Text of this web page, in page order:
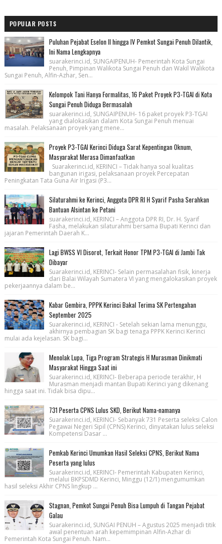
POPULAR POSTS
Puluhan Pejabat Eselon II hingga IV Pemkot Sungai Penuh Dilantik,
Ini Nama Lengkapnya
suarakerinci.id, SUNGAIPENUH- Pemerintah Kota Sungai
Penuh, Pimpinan Walikota Sungai Penuh dan Wakil Walikota
Sungai Penuh, Alfin-Azhar, Sen...
Kelompok Tani Hanya Formalitas, 16 Paket Proyek P3-TGAI di Kota
Sungai Penuh Diduga Bermasalah
suarakerinci.id, SUNGAIPENUH- 16 paket proyek P3-TGAI
yang dialokasikan dalam Kota Sungai Penuh menuai
masalah. Pelaksanaan proyek yang mene...
Proyek P3-TGAI Kerinci Diduga Sarat Kepentingan Oknum,
Masyarakat Merasa Dimanfaatkan
Suarakerinci.id, KERINCI – Tidak hanya soal kualitas
bangunan irigasi, pelaksanaan proyek Percepatan
Peningkatan Tata Guna Air Irigasi (P3...
Silaturahmi ke Kerinci, Anggota DPR RI H Syarif Pasha Serahkan
Bantuan Alsintan ke Petani
suarakerinci.id, KERINCI – Anggota DPR RI, Dr. H. Syarif
Fasha, melakukan silaturahmi bersama Bupati Kerinci dan
jajaran Pemerintah Daerah K...
Lagi BWSS VI Disorot, Terkait Honor TPM P3-TGAI di Jambi Tak
Dibayar
Suarakerinci.id, KERINCI- Selain permasalahan fisik, kinerja
dari Balai Wilayah Sumatera VI yang mengalokasikan proyek
pekerjaannya dalam be...
Kabar Gembira, PPPK Kerinci Bakal Terima SK Pertengahan
September 2025
Suarakerinci.id, KERINCI - Setelah sekian lama menunggu,
akhirnya pembagian SK bagi tenaga PPPK Kerinci Kerinci
mulai ada kejelasan. SK bagi...
Menolak Lupa, Tiga Program Strategis H Murasman Dinikmati
Masyarakat Hingga Saat ini
Suarakerinci.id, KERINCI- Beberapa periode terakhir, H
Murasman menjadi mantan Bupati Kerinci yang dikenang
hingga saat ini. Tidak bisa dipu...
731 Peserta CPNS Lulus SKD, Berikut Nama-namanya
Suarakerinci.id, KERINCI- Sebanyak 731 Peserta seleksi Calon
Pegawai Negeri Sipil (CPNS) Kerinci, dinyatakan lulus seleksi
Kompetensi Dasar ...
Pemkab Kerinci Umumkan Hasil Seleksi CPNS, Berikut Nama
Peserta yang lulus
Suarakerinci.id, KERINCI- Pemerintah Kabupaten Kerinci,
melalui BKPSDMD Kerinci, Minggu (12/1) mengumumkan
hasil seleksi Akhir CPNS lingkup ...
Stagnan, Pemkot Sungai Penuh Bisa Lumpuh di Tangan Pejabat
Galau
Suarakerinci.id, SUNGAI PENUH – Agustus 2025 menjadi titik
awal penentuan arah kepemimpinan Alfin-Azhar di
Pemerintah Kota Sungai Penuh. Nam...